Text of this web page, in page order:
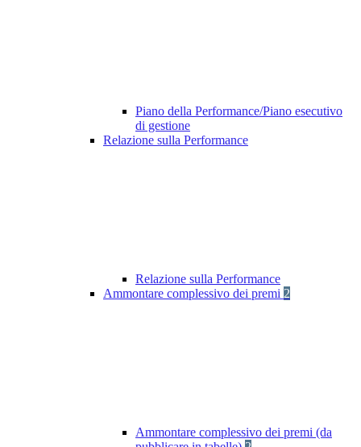
Piano della Performance/Piano esecutivo
di gestione
Relazione sulla Performance
Relazione sulla Performance
Ammontare complessivo dei premi 2
Ammontare complessivo dei premi (da